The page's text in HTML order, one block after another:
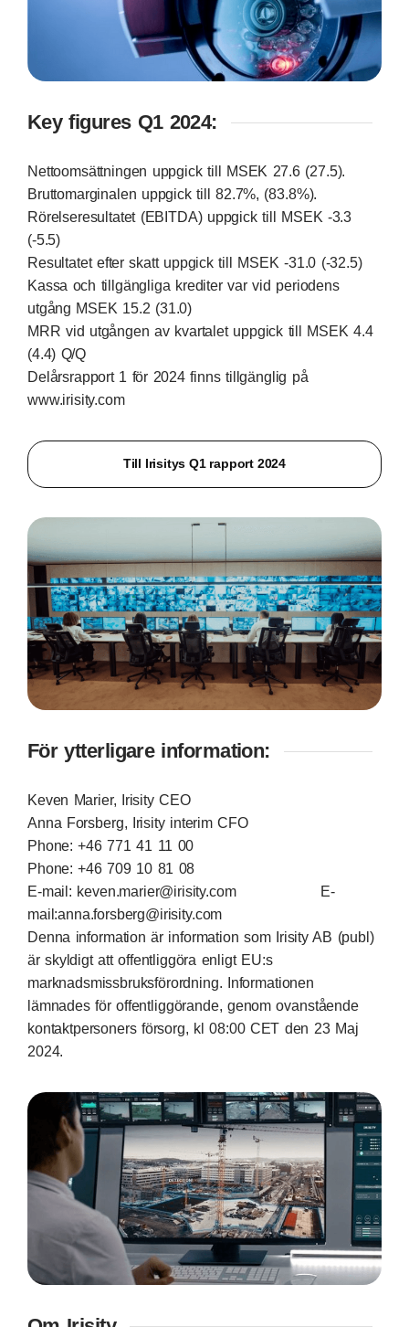
Key figures Q1 2024:
Nettoomsättningen uppgick till MSEK 27.6 (27.5).
Bruttomarginalen uppgick till 82.7%, (83.8%).
Rörelseresultatet (EBITDA) uppgick till MSEK -3.3
(-5.5)
Resultatet efter skatt uppgick till MSEK -31.0 (-32.5)
Kassa och tillgängliga krediter var vid periodens
utgång MSEK 15.2 (31.0)
MRR vid utgången av kvartalet uppgick till MSEK 4.4
(4.4) Q/Q
Delårsrapport 1 för 2024 finns tillgänglig på
www.irisity.com
Till Irisitys Q1 rapport 2024
För ytterligare information:
Keven Marier, Irisity CEO
Anna Forsberg, Irisity interim CFO
Phone: +46 771 41 11 00
Phone: +46 709 10 81 08
E-mail: keven.marier@irisity.comE-
mail:anna.forsberg@irisity.com
Denna information är information som Irisity AB (publ)
är skyldigt att offentliggöra enligt EU:s
marknadsmissbruksförordning. Informationen
lämnades för offentliggörande, genom ovanstående
kontaktpersoners försorg, kl 08:00 CET den 23 Maj
2024.